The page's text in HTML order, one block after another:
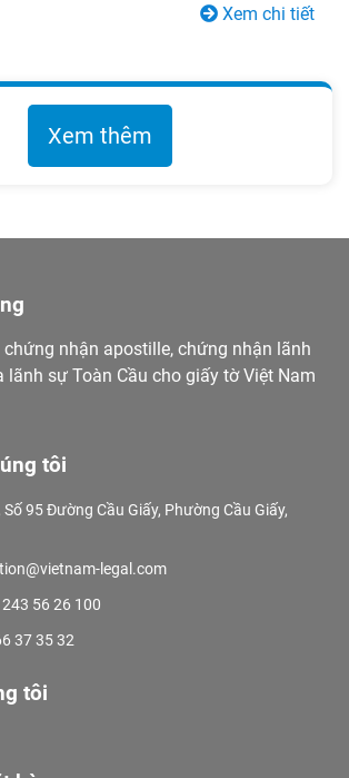
Xem chi tiết
Xem thêm
nhận apostille, chứng nhận lãnh
lãnh sự Toàn Cầu cho giấy tờ Việt Nam
tôi
Số 95 Đường Cầu Giấy, Phường Cầu Giấy,
legal.com
56 26 100
37 35 32
tôi